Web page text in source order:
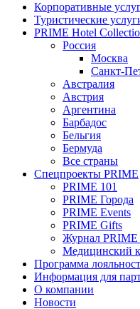
Корпоративные
Туристические
PRIME Hotel
Россия
Москва
Санкт-
Австралия
Австрия
Аргентина
Барбадос
Бельгия
Бермуда
Все страны
Спецпроекты PRIME
PRIME 101
PRIME Города
PRIME Events
PRIME Gifts
Журнал PRIME
Медицинский
Программа
Информация для
О компании
Новости